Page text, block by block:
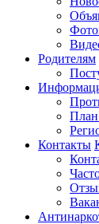
Родителям
План
Контакты